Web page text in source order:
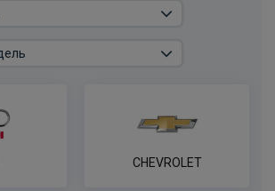
м в пакете (улучшенная) Bosal-VFM
ЗАКАЗ ОТ 14 ДНЕЙ
запросу CHEVROLET